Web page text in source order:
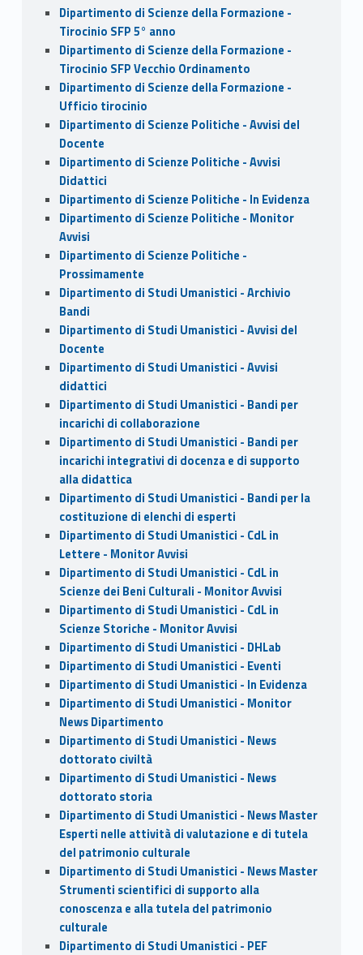
Dipartimento di Scienze della Formazione -
Tirocinio SFP 5° anno
Dipartimento di Scienze della Formazione -
Tirocinio SFP Vecchio Ordinamento
Dipartimento di Scienze della Formazione -
Ufficio tirocinio
Dipartimento di Scienze Politiche - Avvisi del
Docente
Dipartimento di Scienze Politiche - Avvisi
Didattici
Dipartimento di Scienze Politiche - In Evidenza
Dipartimento di Scienze Politiche - Monitor
Avvisi
Dipartimento di Scienze Politiche -
Prossimamente
Dipartimento di Studi Umanistici - Archivio
Bandi
Dipartimento di Studi Umanistici - Avvisi del
Docente
Dipartimento di Studi Umanistici - Avvisi
didattici
Dipartimento di Studi Umanistici - Bandi per
incarichi di collaborazione
Dipartimento di Studi Umanistici - Bandi per
incarichi integrativi di docenza e di supporto
alla didattica
Dipartimento di Studi Umanistici - Bandi per la
costituzione di elenchi di esperti
Dipartimento di Studi Umanistici - CdL in
Lettere - Monitor Avvisi
Dipartimento di Studi Umanistici - CdL in
Scienze dei Beni Culturali - Monitor Avvisi
Dipartimento di Studi Umanistici - CdL in
Scienze Storiche - Monitor Avvisi
Dipartimento di Studi Umanistici - DHLab
Dipartimento di Studi Umanistici - Eventi
Dipartimento di Studi Umanistici - In Evidenza
Dipartimento di Studi Umanistici - Monitor
News Dipartimento
Dipartimento di Studi Umanistici - News
dottorato civiltà
Dipartimento di Studi Umanistici - News
dottorato storia
Dipartimento di Studi Umanistici - News Master
Esperti nelle attività di valutazione e di tutela
del patrimonio culturale
Dipartimento di Studi Umanistici - News Master
Strumenti scientifici di supporto alla
conoscenza e alla tutela del patrimonio
culturale
Dipartimento di Studi Umanistici - PEF